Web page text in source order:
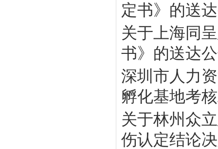
定书》的送
关于上海同
书》的送达
深圳市人力
孵化基地考
关于林州众
伤认定结论